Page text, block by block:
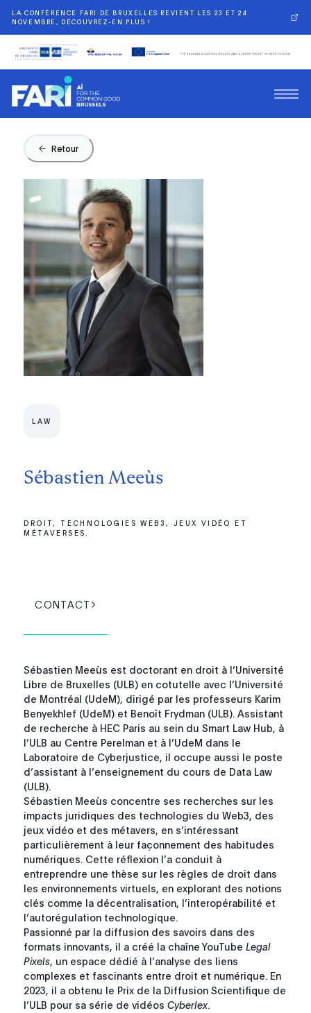
LA CONFÉRENCE FARI DE BRUXELLES REVIENT LES 23 ET 24
NOVEMBRE, DÉCOUVREZ-EN PLUS !
Retour
Sébastien Meeùs
LAW
DROIT, TECHNOLOGIES WEB3, JEUX VIDÉO ET
MÉTAVERSES.
CONTACT
Sébastien Meeùs est doctorant en droit à l’Université
Libre de Bruxelles (ULB) en cotutelle avec l’Université
de Montréal (UdeM), dirigé par les professeurs Karim
Benyekhlef (UdeM) et Benoît Frydman (ULB). Assistant
de recherche à HEC Paris au sein du Smart Law Hub, à
l’ULB au Centre Perelman et à l’UdeM dans le
Laboratoire de Cyberjustice, il occupe aussi le poste
d’assistant à l’enseignement du cours de Data Law
(ULB).
Sébastien Meeùs concentre ses recherches sur les
impacts juridiques des technologies du Web3, des
jeux vidéo et des métavers, en s’intéressant
particulièrement à leur façonnement des habitudes
numériques. Cette réflexion l’a conduit à
entreprendre une thèse sur les règles de droit dans
les environnements virtuels, en explorant des notions
clés comme la décentralisation, l’interopérabilité et
l’autorégulation technologique.
Passionné par la diffusion des savoirs dans des
formats innovants, il a créé la chaîne YouTubeLegal
Pixels, un espace dédié à l’analyse des liens
complexes et fascinants entre droit et numérique. En
2023, il a obtenu le Prix de la Diffusion Scientifique de
l’ULB pour sa série de vidéosCyberlex.